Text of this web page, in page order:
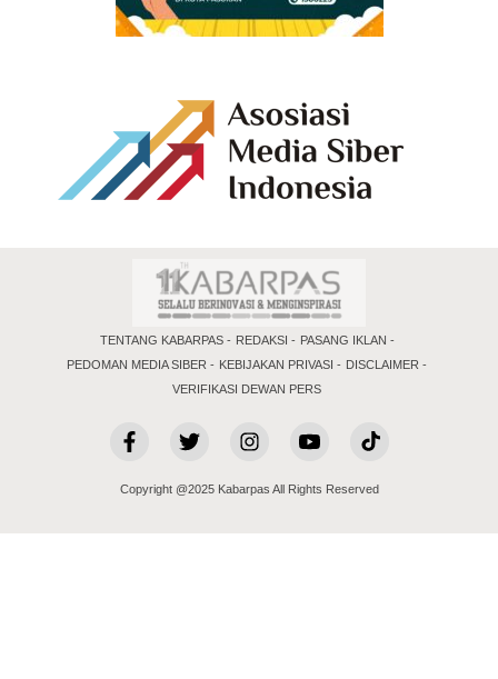
TENTANG KABARPAS REDAKSI
PASANG IKLAN
PEDOMAN MEDIA SIBER
KEBIJAKAN PRIVASI
DISCLAIMER
VERIFIKASI DEWAN PERS
Copyright @2025 Kabarpas All Rights Reserved